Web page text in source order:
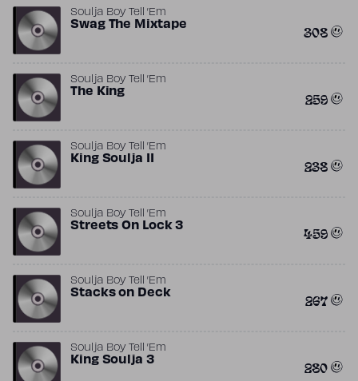
Soulja Boy Tell ’Em
Swag The Mixtape 308
Soulja Boy Tell ’Em
The King 259
Soulja Boy Tell ’Em
King Soulja II 238
Soulja Boy Tell ’Em
Streets On Lock 3 459
Soulja Boy Tell ’Em
Stacks on Deck 267
Soulja Boy Tell ’Em
King Soulja 3 280